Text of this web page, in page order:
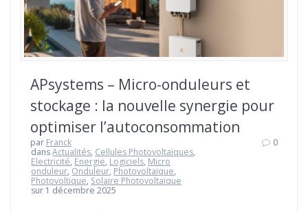
APsystems – Micro-onduleurs et
stockage : la nouvelle synergie pour
optimiser l’autoconsommation
par Franck
dansActualités, Cellules Photovoltaïques,
Electricité, Energie, Logiciels, Micro
onduleur, Onduleur, Photovoltaïque,
Photovoltïque, Solaire Photovoltaïque
sur 1 décembre 2025
0